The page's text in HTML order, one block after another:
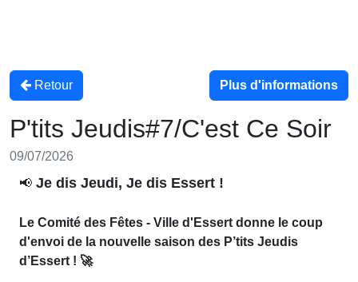
Retour Plus d'informations
P'tits Jeudis#7/C'est Ce Soir
09/07/2026
📢 Je dis Jeudi, Je dis Essert !
Le Comité des Fêtes - Ville d'Essert donne le coup
d'envoi de la nouvelle saison des P’tits Jeudis
d’Essert ! 🚀